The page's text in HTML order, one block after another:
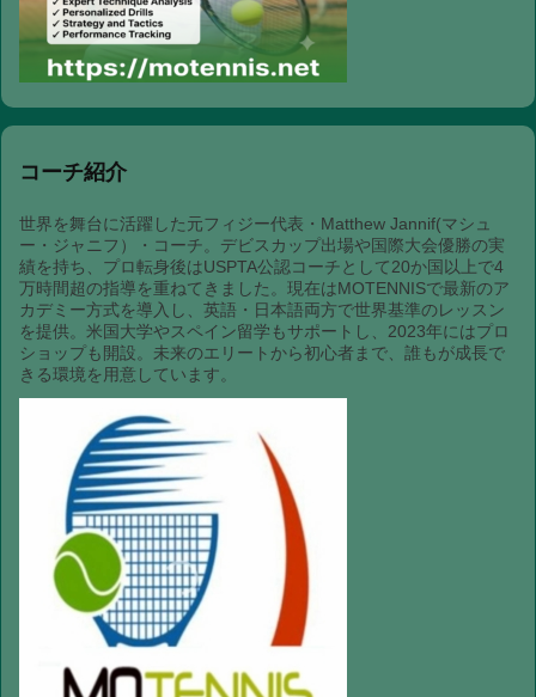
コーチ紹介
世界を舞台に活躍した元フィジー代表・Matthew Jannif(マシュ
ー・ジャニフ）・コーチ。デビスカップ出場や国際大会優勝の実
績を持ち、プロ転身後はUSPTA公認コーチとして20か国以上で4
万時間超の指導を重ねてきました。現在はMOTENNISで最新のア
カデミー方式を導入し、英語・日本語両方で世界基準のレッスン
を提供。米国大学やスペイン留学もサポートし、2023年にはプロ
ショップも開設。未来のエリートから初心者まで、誰もが成長で
きる環境を用意しています。